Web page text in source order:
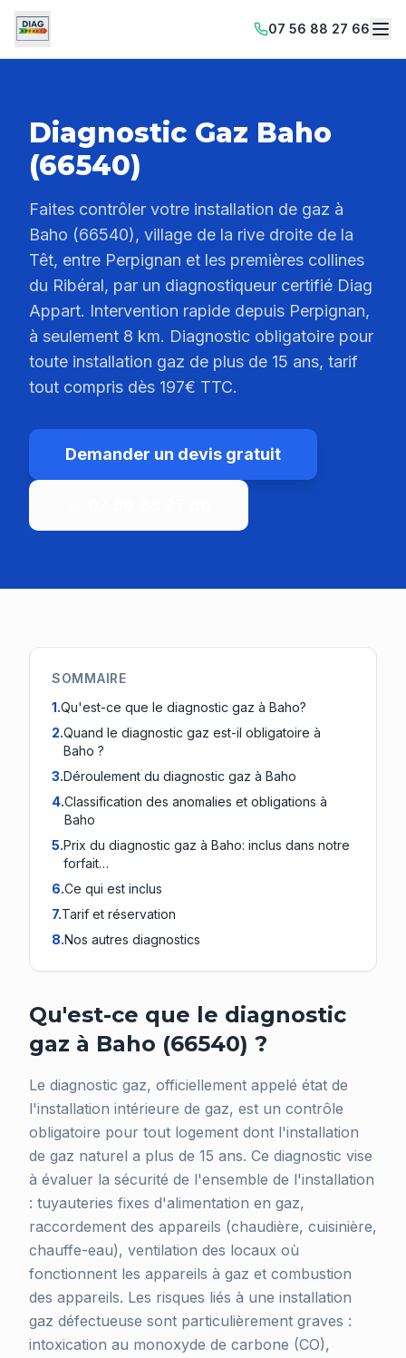
07 56 88 27 66
Diagnostic Gaz Baho
(66540)
Faites contrôler votre installation de gaz à
Baho (66540), village de la rive droite de la
Têt, entre Perpignan et les premières collines
du Ribéral, par un diagnostiqueur certifié Diag
Appart. Intervention rapide depuis Perpignan,
à seulement 8 km. Diagnostic obligatoire pour
toute installation gaz de plus de 15 ans, tarif
tout compris dès 197€ TTC.
Demander un devis gratuit
SOMMAIRE
1.Qu'est-ce que le diagnostic gaz à Baho?
2.Quand le diagnostic gaz est-il obligatoire à
Baho ?
3.Déroulement du diagnostic gaz à Baho
4.Classification des anomalies et obligations à
Baho
5.Prix du diagnostic gaz à Baho: inclus dans notre
forfait…
6.Ce qui est inclus
7.Tarif et réservation
8.Nos autres diagnostics
Qu'est-ce que le diagnostic
gaz à Baho (66540) ?
Le diagnostic gaz, officiellement appelé état de
l'installation intérieure de gaz, est un contrôle
obligatoire pour tout logement dont l'installation
de gaz naturel a plus de 15 ans. Ce diagnostic vise
à évaluer la sécurité de l'ensemble de l'installation
: tuyauteries fixes d'alimentation en gaz,
raccordement des appareils (chaudière, cuisinière,
chauffe-eau), ventilation des locaux où
fonctionnent les appareils à gaz et combustion
des appareils. Les risques liés à une installation
gaz défectueuse sont particulièrement graves :
intoxication au monoxyde de carbone (CO),